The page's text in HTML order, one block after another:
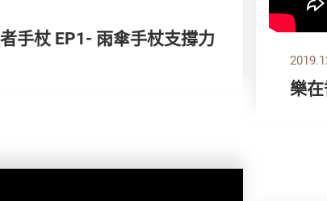
手杖 EP1- 雨傘手杖支撐力
樂